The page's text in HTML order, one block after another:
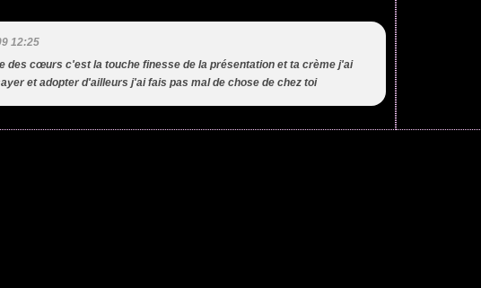
12:25
des cœurs c'est la touche finesse de la présentation et ta crème j'ai
et adopter d'ailleurs j'ai fais pas mal de chose de chez toi